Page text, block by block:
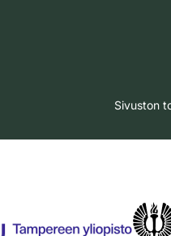
Sivuston